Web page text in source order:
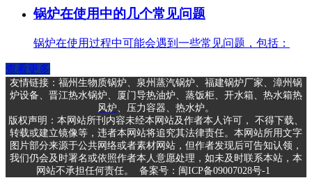
锅炉在使用中的几个常见问题
锅炉在使用过程中可能会遇到一些常见问题，包括：
查看更多
友情链接： 福州生物质锅炉、 泉州蒸汽锅炉、 福建锅炉厂家、 漳州锅
炉设备、 晋江热水锅炉、 厦门导热油炉、 蒸饭柜、 开水箱、 热水箱热
风炉、 压力容器、 热水炉。
版权声明：本网站所刊内容未经本网站及作者本人许可， 不得下载、
转载或建立镜像等，违者本网站将追究其法律责任。本网站所用文字
图片部分来源于公共网络或者素材网站，但作者发现后可告知认领，
我们仍会及时署名或依照作者本人意愿处理，如未及时联系本站，本
网站不承担任何责任。
备案号： 闽ICP备09007028号-1